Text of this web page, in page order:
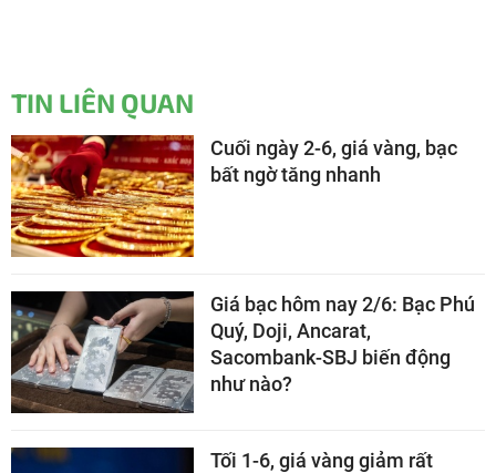
TIN LIÊN QUAN
Cuối ngày 2-6, giá vàng, bạc
bất ngờ tăng nhanh
Giá bạc hôm nay 2/6: Bạc Phú
Quý, Doji, Ancarat,
Sacombank-SBJ biến động
như nào?
Tối 1-6, giá vàng giảm rất